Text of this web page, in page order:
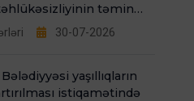
təmin
Bələdiyyəsinin əsas
30-07-2026
yaşıllıqların
istiqamətində